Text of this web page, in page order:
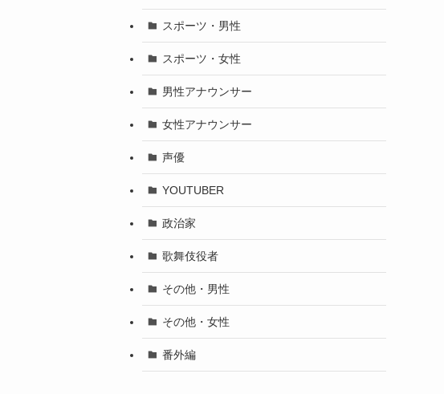
スポーツ・男性
スポーツ・女性
男性アナウンサー
女性アナウンサー
声優
YOUTUBER
政治家
歌舞伎役者
その他・男性
その他・女性
番外編